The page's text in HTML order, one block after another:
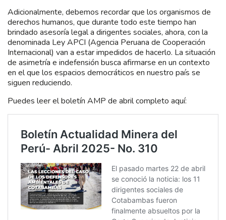
Adicionalmente, debemos recordar que los organismos de
derechos humanos, que durante todo este tiempo han
brindado asesoría legal a dirigentes sociales, ahora, con la
denominada Ley APCI (Agencia Peruana de Cooperación
Internacional) van a estar impedidos de hacerlo. La situación
de asimetría e indefensión busca afirmarse en un contexto
en el que los espacios democráticos en nuestro país se
siguen reduciendo.
Puedes leer el boletín AMP de abril completo aquí: